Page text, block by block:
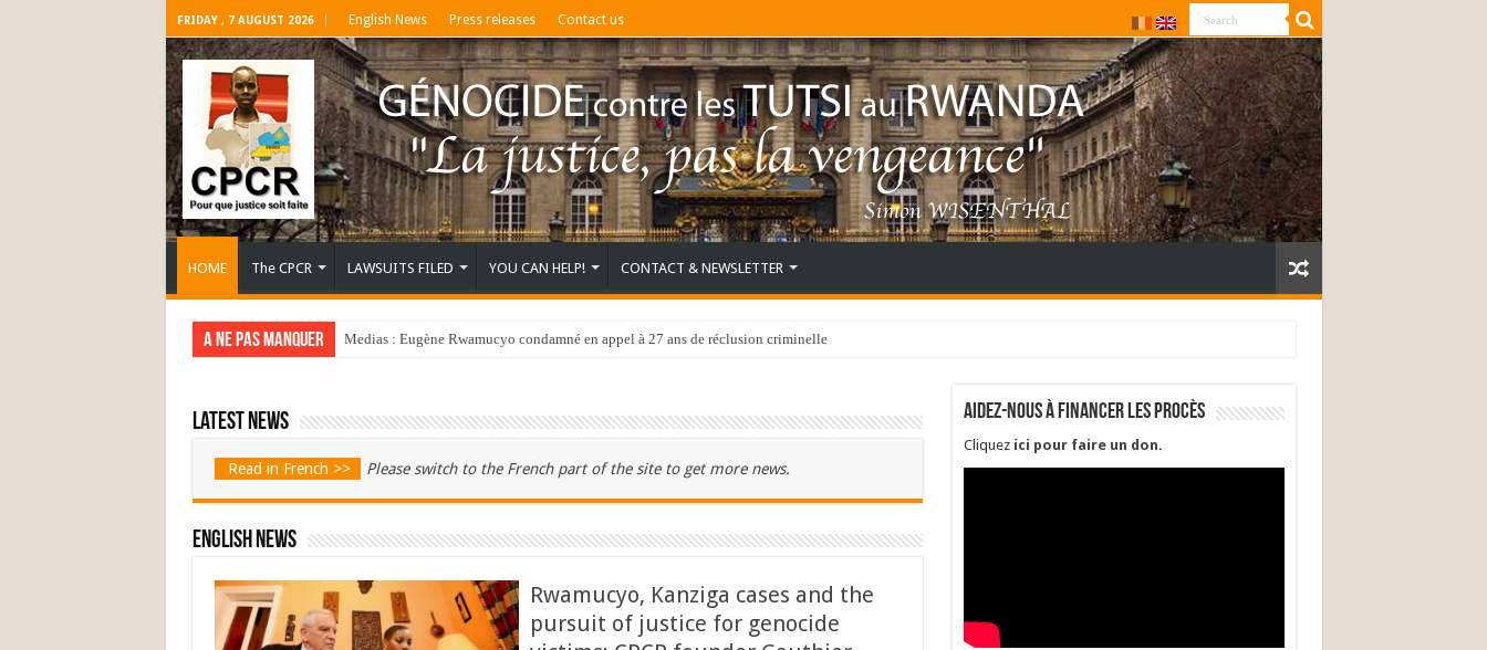
FRIDAY , 7 AUGUST 2026 English News Press releases Contact us
HOME The CPCR LAWSUITS FILED YOU CAN HELP! CONTACT & NEWSLETTER
A ne pas manquer Medias : Eugène Rwamucyo condamné en appel à 27 ans de réclusion criminelle
Latest news
Read in French >> Please switch to the French part of the site to get more news.
English News
Rwamucyo, Kanziga cases and the
pursuit of justice for genocide
Aidez-nous à financer les procès
Cliquez ici pour faire un don.